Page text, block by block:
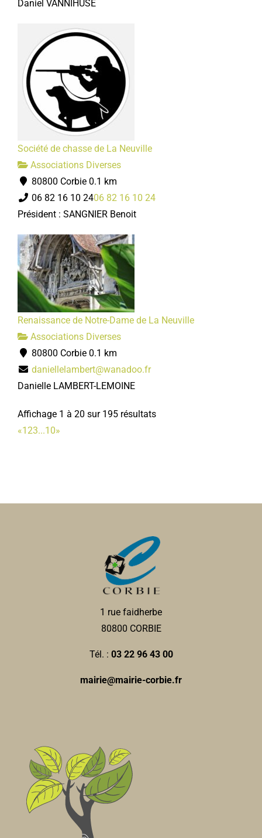
Daniel VANNIHUSE
Société de chasse de La Neuville
Associations Diverses
80800 Corbie 0.1 km
06 82 16 10 2406 82 16 10 24
Président : SANGNIER Benoit
Renaissance de Notre-Dame de La Neuville
Associations Diverses
80800 Corbie 0.1 km
daniellelambert@wanadoo.fr
Danielle LAMBERT-LEMOINE
Affichage 1 à 20 sur 195 résultats
«123...10»
1 rue faidherbe
80800 CORBIE
Tél. : 03 22 96 43 00
mairie@mairie-corbie.fr